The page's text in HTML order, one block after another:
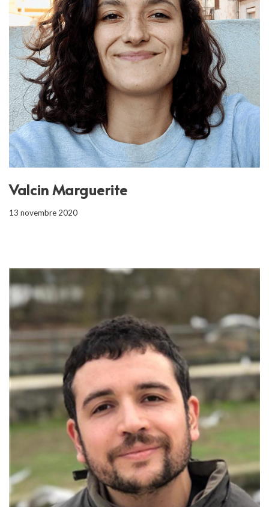
Valcin Marguerite
13 novembre 2020